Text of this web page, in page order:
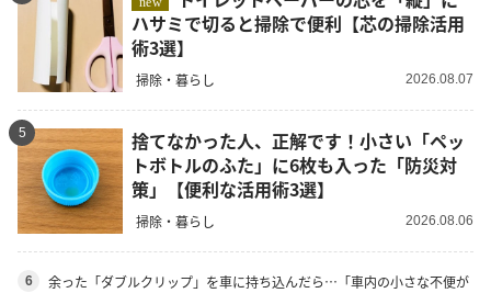
ハサミで切ると掃除で便利【芯の掃除活用
術3選】
掃除・暮らし 2026.08.07
5
捨てなかった人、正解です！小さい「ペッ
トボトルのふた」に6枚も入った「防災対
策」【便利な活用術3選】
掃除・暮らし 2026.08.06
6
余った「ダブルクリップ」を車に持ち込んだら…「車内の小さな不便が